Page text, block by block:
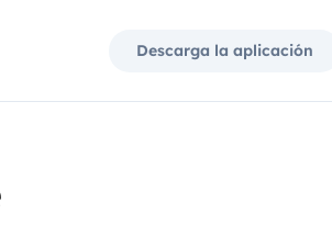
Descarga la aplicación